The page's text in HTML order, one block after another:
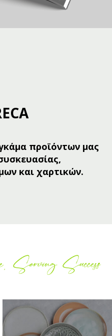
προϊόντων μας
και χαρτικών.